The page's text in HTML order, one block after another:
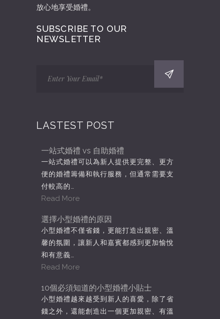
放心地享受婚禮。
SUBSCRIBE TO OUR
NEWSLETTER
LASTEST POST
一站式婚禮 vs 自助婚禮
一站式婚禮可以為新人提供更完整、更方
便的婚禮籌備和執行服務，但通常需要支
付較高的…
Read More
選擇小型婚禮的原因
小型婚禮不僅省錢，更能打造出親密、溫
馨的氛圍，讓新人和嘉賓都感到更加愉悅
和有意義…
Read More
10個必須知道的小型婚禮小貼士
小型婚禮越來越受到新人的喜愛，除了省
錢之外，還能創造出一個更加親密、有溫